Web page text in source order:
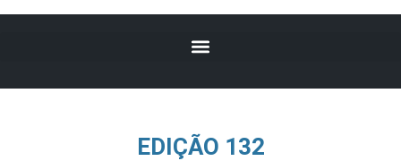
EDIÇÃO 132